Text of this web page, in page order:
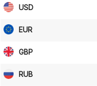
USD
EUR
GBP
RUB